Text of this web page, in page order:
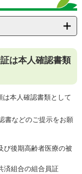
は本人確認書類
本人確認書類として
書などのご提示をお願
び後期高齢者医療の被
済組合の組合員証